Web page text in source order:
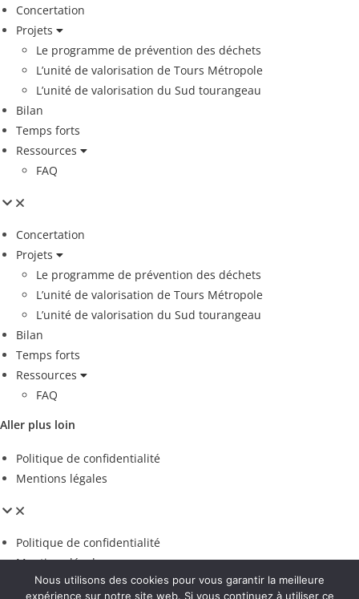
Concertation
Projets
Le programme de prévention des déchets
L’unité de valorisation de Tours Métropole
L’unité de valorisation du Sud tourangeau
Bilan
Temps forts
Ressources
FAQ
Concertation
Projets
Le programme de prévention des déchets
L’unité de valorisation de Tours Métropole
L’unité de valorisation du Sud tourangeau
Bilan
Temps forts
Ressources
FAQ
Aller plus loin
Politique de confidentialité
Mentions légales
Politique de confidentialité
Mentions légales
Espace presse
Nous utilisons des cookies pour vous garantir la meilleure
expérience sur notre site web. Si vous continuez à utiliser ce